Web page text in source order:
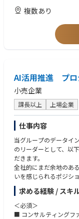
【具体的な業務】
営、メンバー支援、課
ユニットリーダー業務
（Helpfeel Cosense）
・開発メンバーひとり
げのための施策の企画・
・エンジニア採用活動
ット・採用ブランディン
・Helpfeel開発チーム
発職横断でのイネーブ
【プロダクトの技術要
フロントエンド: React,
バックエンド:
インフラ: Heroku,
開発支援: GitHub
【開発環境】
ソースコード管理:
・エンジニア採用およ
ための組織運営を行った
・開発者体験（DX）/
ス・ツール・ドキュメ
・テクニカルリードと
複数あり
AI活用推進 プロ
小売企業
課長以上 上場企業
仕事内容
当グループのデータイ
のリーダーとして、以
だきます。
全社的にまだ余地のあ
いを感じられるポジショ
【業務内容】
下記業務をメインで担
①生成AI活用推進：
求める経験 / スキ
＜必須＞
■ コンサルティングフ